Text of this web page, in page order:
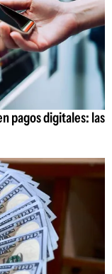
pagos digitales: las